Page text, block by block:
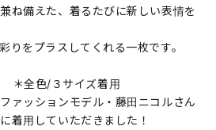
ね備えた、着るたびに新しい表情を
りをプラスしてくれる一枚です。
＊全色/３サイズ着用
ァッションモデル・藤田ニコルさん
着用していただきました！